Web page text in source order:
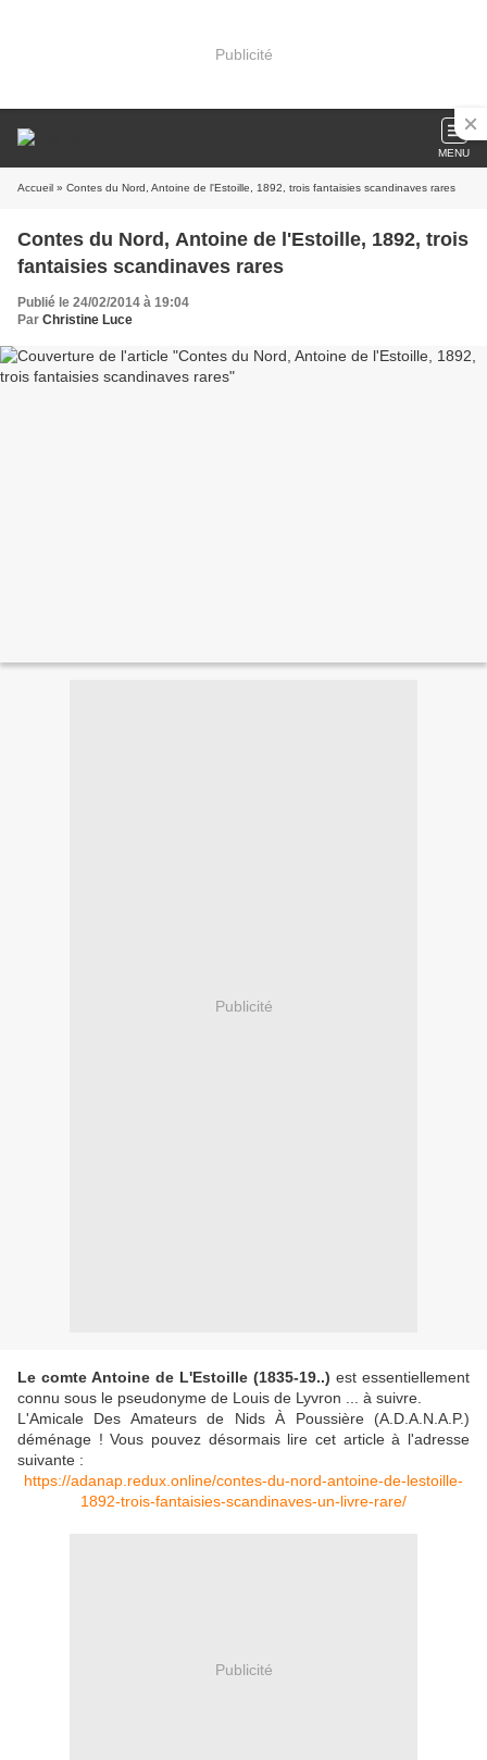
Publicité
MENU
Accueil » Contes du Nord, Antoine de l'Estoille, 1892, trois fantaisies scandinaves rares
Contes du Nord, Antoine de l'Estoille, 1892, trois
fantaisies scandinaves rares
Publié le 24/02/2014 à 19:04
Par Christine Luce
Publicité
Le comte Antoine de L'Estoille (1835-19..) est essentiellement
connu sous le pseudonyme de Louis de Lyvron ... à suivre.
L'Amicale Des Amateurs de Nids À Poussière (A.D.A.N.A.P.)
déménage ! Vous pouvez désormais lire cet article à l'adresse
suivante :
https://adanap.redux.online/contes-du-nord-antoine-de-lestoille-
1892-trois-fantaisies-scandinaves-un-livre-rare/
Publicité